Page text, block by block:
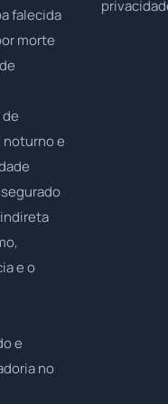
falecida
morte
e
e o
e
no